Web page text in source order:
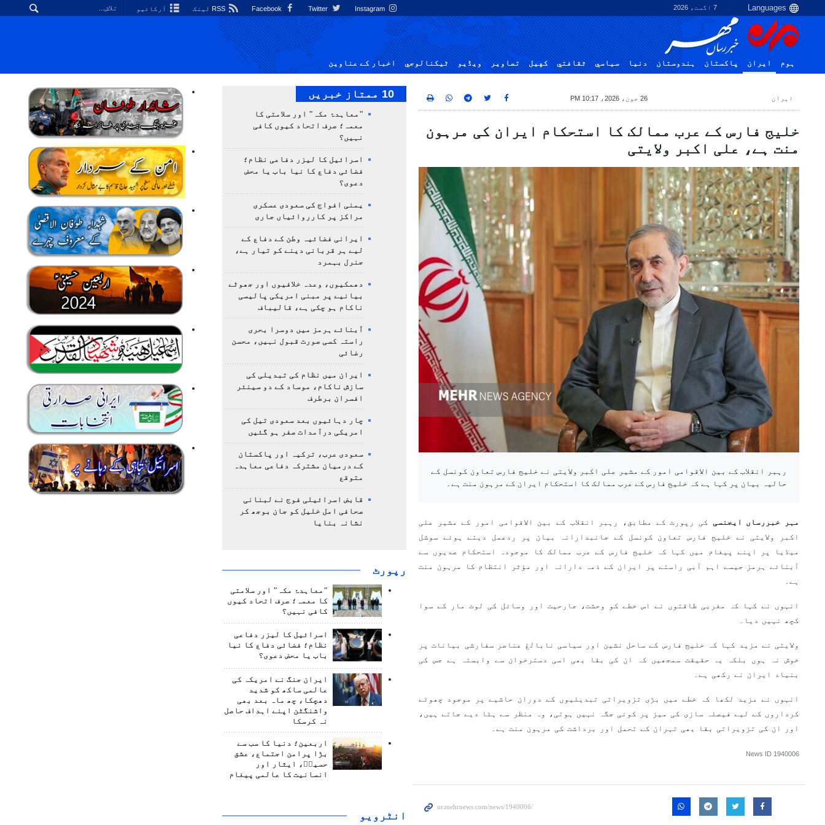
7 اگست، 2026 Instagram آرکائیو
ہوم ایران پاکستان ہندوستان دنیا سياسي ثقافتي کهيل تصاوير ویڈیو ٹيكنالوجي اخبار کے عناوین
ایران 26 جون، 2026، 10:17 PM
خلیج فارس کے عرب ممالک کا استحکام ایران کی مرہون
منت ہے، علی اکبر ولایتی
رہبر انقلاب کے بین الاقوامی امور کے مشیر علی اکبر ولایتی نے خلیج فارس تعاون کونسل کے
حالیہ بیان پر کہا ہے کہ خلیج فارس کے عرب ممالک کا استحکام ایران کے مرہون منت ہے۔
مہر خبررساں ایجنسی کی رپورٹ کے مطابق، رہبر انقلاب کے بین الاقوامی امور کے مشیر علی
اکبر ولایتی نے خلیج فارس تعاون کونسل کے جانبدارانہ بیان پر ردعمل دیتے ہوئے سوشل
میڈیا پر اپنے پیغام میں کہا کہ خلیج فارس کے عرب ممالک کا موجودہ استحکام صدیوں سے
آبنائے ہرمز جیسے اہم آبی راستے پر ایران کے ذمہ دارانہ اور مؤثر انتظام کا مرہون منت
ہے۔
انہوں نے کہا کہ مغربی طاقتوں نے اس خطے کو وحشت، جارحیت اور وسائل کی لوٹ مار کے سوا
کچھ نہیں دیا۔
ولایتی نے مزید کہا کہ خلیج فارس کے ساحل نشین اور سیاسی نابالغ عناصر سفارشی بیانات پر
خوش نہ ہوں بلکہ یہ حقیقت سمجھیں کہ ان کی بقا بھی اسی دسترخوان سے وابستہ ہے جس کی
بنیاد ایران نے رکھی ہے۔
انہوں نے مزید لکھا کہ خطے میں بڑی تزویراتی تبدیلیوں کے دوران حاشیے پر موجود چھوٹے
کرداروں کے لیے فیصلہ سازی کی میز پر کوئی جگہ نہیں ہوتی، وہ منظر سے ہٹا دیے جاتے ہیں،
اور ان کی تزویراتی بقا بھی تہران کے تحمل اور برداشت کی مرہون منت ہے۔
News ID 1940006
10 ممتاز خبریں
"معاہدۂ مکہ" اور سلامتی کا
معمہ؛ صرف اتحاد کیوں کافی
نہیں؟
اسرائیل کا لیزر دفاعی نظام؛
فضائی دفاع کا نیا باب یا محض
دعوی؟
یمنی افواج کی سعودی عسکری
مراکز پر کارروائیاں جاری
ایرانی فضائیہ وطن کے دفاع کے
لیے ہر قربانی دینے کو تیار ہے،
جنرل بہمرد
دھمکیوں، وعدہ خلافیوں اور جھوٹے
بیانیے پر مبنی امریکی پالیسی
ناکام ہو چکی ہے، قالیباف
آبنائے ہرمز میں دوسرا بحری
راستہ کسی صورت قبول نہیں، محسن
رضائی
ایران میں نظام کی تبدیلی کی
سازش ناکام، موساد کے دو سینئر
افسران برطرف
چار دہائیوں بعد سعودی تیل کی
امریکی درآمدات صفر ہو گئیں
سعودی عرب، ترکیہ اور پاکستان
کے درمیان مشترکہ دفاعی معاہدہ
متوقع
قابض اسرائیلی فوج نے لبنانی
صحافی امل خلیل کو جان بوجھ کر
نشانہ بنایا
رپورٹ
"معاہدۂ مکہ" اور سلامتی
کا معمہ؛ صرف اتحاد کیوں
کافی نہیں؟
اسرائیل کا لیزر دفاعی
نظام؛ فضائی دفاع کا نیا
باب یا محض دعوی؟
ایران جنگ نے امریکہ کی
عالمی ساکھ کو شدید
دھچکا، چھ ماہ بعد بھی
واشنگٹن اپنے اہداف حاصل
نہ کرسکا
اربعین؛ دنیا کا سب سے
بڑا پرامن اجتماع، عشق
حسینؑ، ایثار اور
انسانیت کا عالمی پیغام
انٹرويو